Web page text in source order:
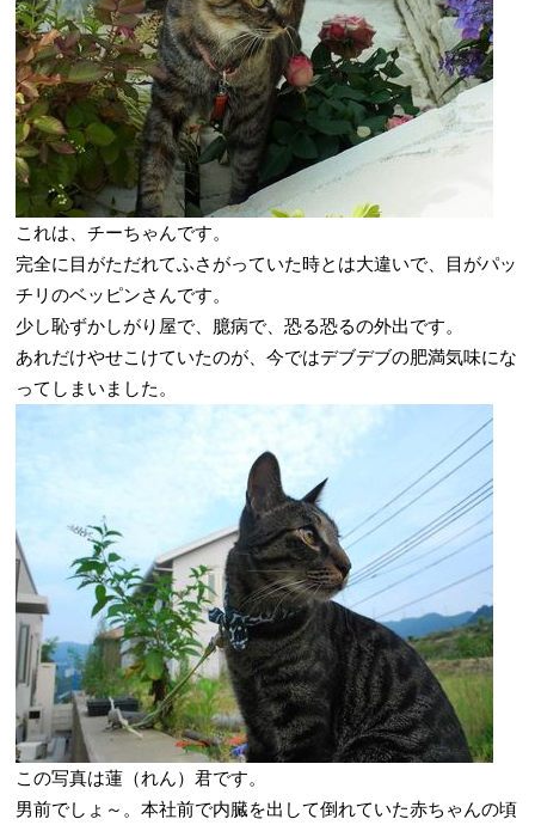
これは、チーちゃんです。
完全に目がただれてふさがっていた時とは大違いで、目がパッ
チリのベッピンさんです。
少し恥ずかしがり屋で、臆病で、恐る恐るの外出です。
あれだけやせこけていたのが、今ではデブデブの肥満気味にな
ってしまいました。
この写真は蓮（れん）君です。
男前でしょ～。本社前で内臓を出して倒れていた赤ちゃんの頃